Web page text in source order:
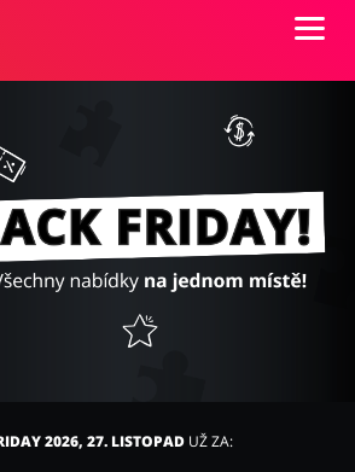
Chovatelské potřeby
Přihlásit se
Registrovat
2026, 27. LISTOPAD UŽ ZA: